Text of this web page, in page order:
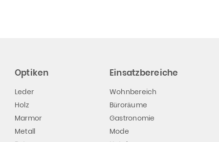
Optiken
Leder
Holz
Marmor
Metall
Einsatzbereiche
Wohnbereich
Büroräume
Gastronomie
Mode